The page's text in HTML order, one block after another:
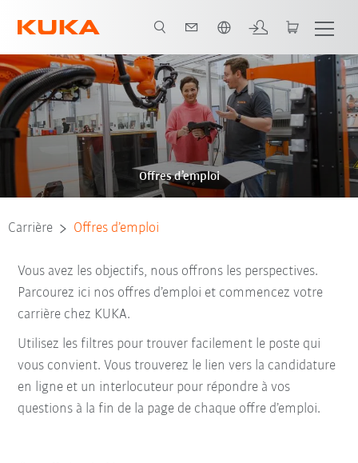
Offres d’emploi
Carrière Offres d’emploi
Vous avez les objectifs, nous offrons les perspectives.
Parcourez ici nos offres d’emploi et commencez votre
carrière chez KUKA.
Utilisez les filtres pour trouver facilement le poste qui
vous convient. Vous trouverez le lien vers la candidature
en ligne et un interlocuteur pour répondre à vos
questions à la fin de la page de chaque offre d’emploi.